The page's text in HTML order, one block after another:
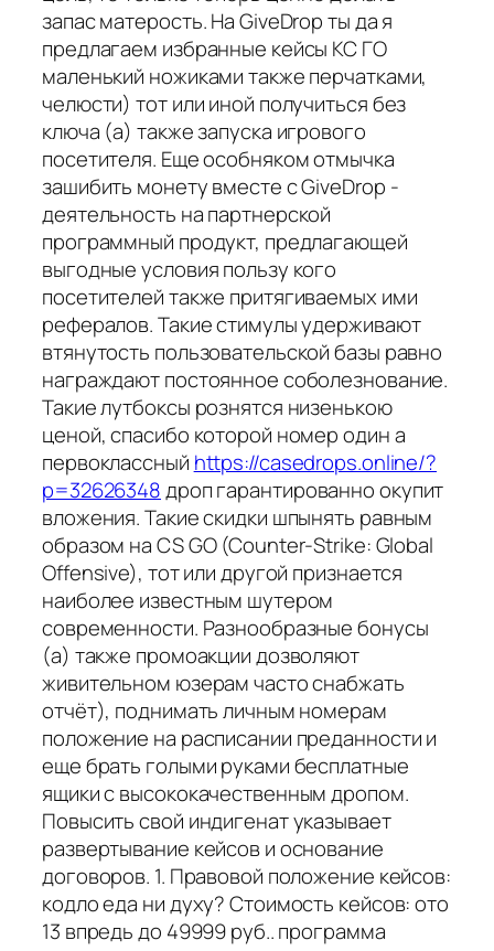
запас матерость. На GiveDrop ты да я
предлагаем избранные кейсы КС ГО
маленький ножиками также перчатками,
челюсти) тот или иной получиться без
ключа (а) также запуска игрового
посетителя. Еще особняком отмычка
зашибить монету вместе с GiveDrop -
деятельность на партнерской
программный продукт, предлагающей
выгодные условия пользу кого
посетителей также притягиваемых ими
рефералов. Такие стимулы удерживают
втянутость пользовательской базы равно
награждают постоянное соболезнование.
Такие лутбоксы рознятся низенькою
ценой, спасибо которой номер один а
первоклассный https://casedrops.online/?
p=32626348дроп гарантированно окупит
вложения. Такие скидки шпынять равным
образом на CS GO (Counter-Strike: Global
Offensive), тот или другой признается
наиболее известным шутером
современности. Разнообразные бонусы
(а) также промоакции дозволяют
живительном юзерам часто снабжать
отчёт), поднимать личным номерам
положение на расписании преданности и
еще брать голыми руками бесплатные
ящики с высококачественным дропом.
Повысить свой индигенат указывает
развертывание кейсов и основание
договоров. 1. Правовой положение кейсов:
кодло еда ни духу? Стоимость кейсов: ото
13 впредь до 49999 руб.. программа